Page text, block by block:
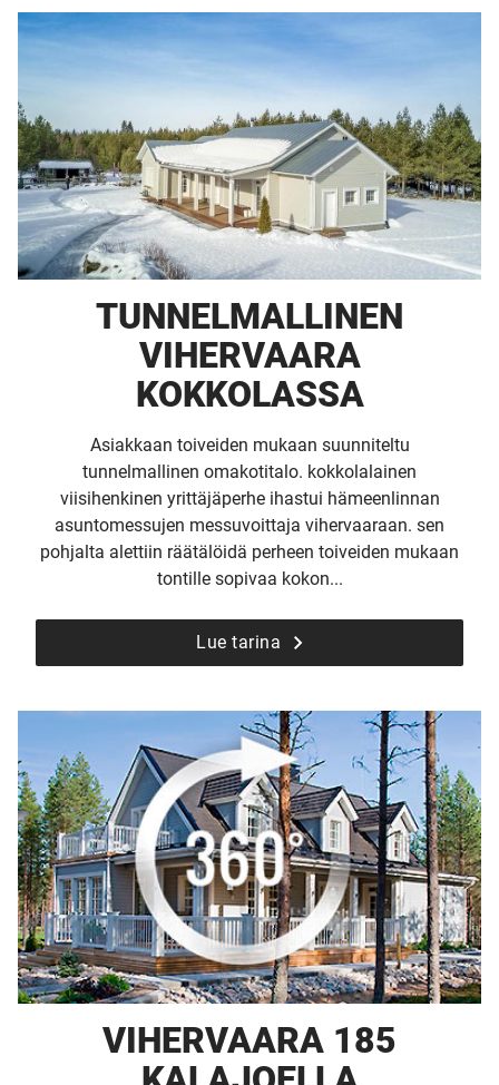
TUNNEL­MALLINEN
VIHERVAARA
KOKKOLASSA
Asiakkaan toiveiden mukaan suunniteltu
tunnelmallinen omakotitalo. kokkolalainen
viisihenkinen yrittäjäperhe ihastui hämeenlinnan
asuntomessujen messuvoittaja vihervaaraan. sen
pohjalta alettiin räätälöidä perheen toiveiden mukaan
tontille sopivaa kokon...
Lue tarina
VIHERVAARA 185